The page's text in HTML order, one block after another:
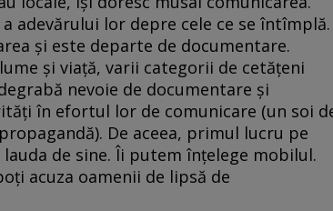
adevărului lor depre cele ce se întîmplă.
şi este departe de documentare.
şi viaţă, varii categorii de cetăţeni
nevoie de documentare şi
în efortul lor de comunicare (un soi
De aceea, primul lucru pe
de sine. Îi putem înţelege mobilul.
acuza oamenii de lipsă de